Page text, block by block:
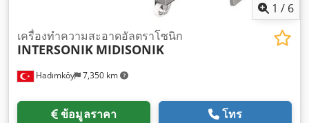
1 / 6
Hadımköy 7,350 km
เครื่องทำความสะอาดอัลตราโซนิก
INTERSONIK MIDISONIK
ข้อมูลราคา โทร